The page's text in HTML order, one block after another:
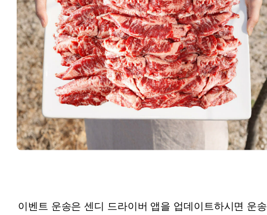
이벤트 운송은 센디 드라이버 앱을 업데이트하시면 운송